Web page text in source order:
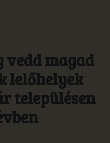
vedd magad
lelőhelyek
településen